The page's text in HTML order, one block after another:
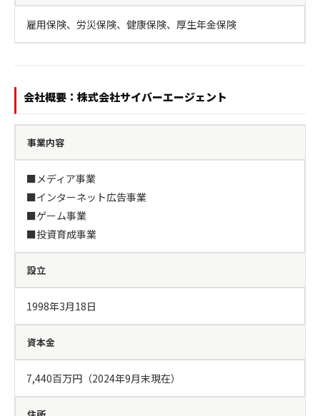
雇用保険、労災保険、健康保険、厚生年金保険
会社概要：株式会社サイバーエージェント
事業内容
■メディア事業
■インターネット広告事業
■ゲーム事業
■投資育成事業
設立
1998年3月18日
資本金
7,440百万円（2024年9月末現在）